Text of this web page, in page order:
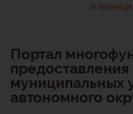
Портал
предоставления
муниципальных
автономного